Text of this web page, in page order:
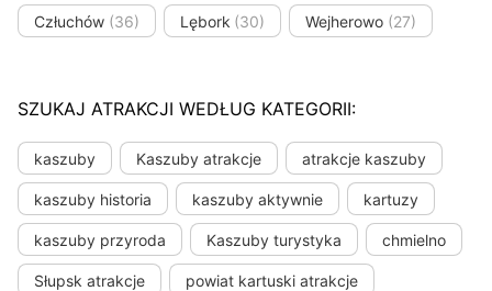
Człuchów (36) Lębork (30) Wejherowo (27)
SZUKAJ ATRAKCJI WEDŁUG KATEGORII:
kaszuby Kaszuby atrakcje atrakcje kaszuby
kaszuby historia kaszuby aktywnie kartuzy
kaszuby przyroda Kaszuby turystyka chmielno
Słupsk atrakcje powiat kartuski atrakcje